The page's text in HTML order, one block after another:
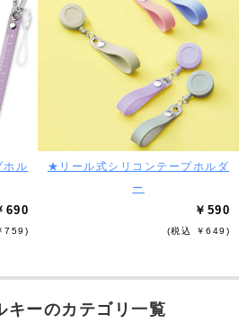
ホル
690
759)
★リール式シリコンテープホルダ
ー
￥590
(税込 ￥649)
キーのカテゴリ一覧